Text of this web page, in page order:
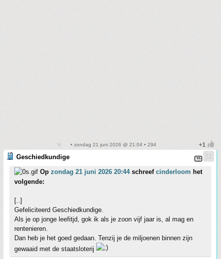
• zondag 21 juni 2026 @ 21:04 • 294
Geschiedkundige
Op zondag 21 juni 2026 20:44schreef cinderloom het
volgende:
[..]
Gefeliciteerd Geschiedkundige.
Als je op jonge leefitjd, gok ik als je zoon vijf jaar is, al mag en
rentenieren.
Dan heb je het goed gedaan. Tenzij je de miljoenen binnen zijn
gewaaid met de staatsloterij